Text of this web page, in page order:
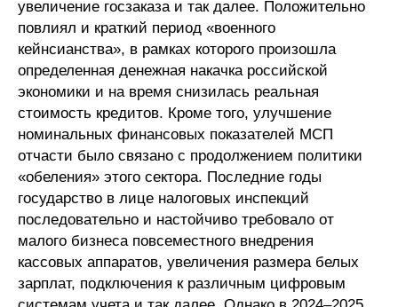
увеличение госзаказа и так далее. Положительно
повлиял и краткий период «военного
кейнсианства», в рамках которого произошла
определенная денежная накачка российской
экономики и на время снизилась реальная
стоимость кредитов. Кроме того, улучшение
номинальных финансовых показателей МСП
отчасти было связано с продолжением политики
«обеления» этого сектора. Последние годы
государство в лице налоговых инспекций
последовательно и настойчиво требовало от
малого бизнеса повсеместного внедрения
кассовых аппаратов, увеличения размера белых
зарплат, подключения к различным цифровым